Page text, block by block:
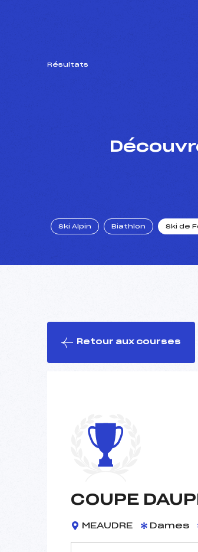
Résultats
Ski Alpin Biathlon Ski de
Retour aux courses
COUPE
MEAUDRE Dames